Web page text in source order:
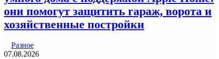
они помогут защитить гараж, ворота и
хозяйственные постройки
Разное
07.08.2026